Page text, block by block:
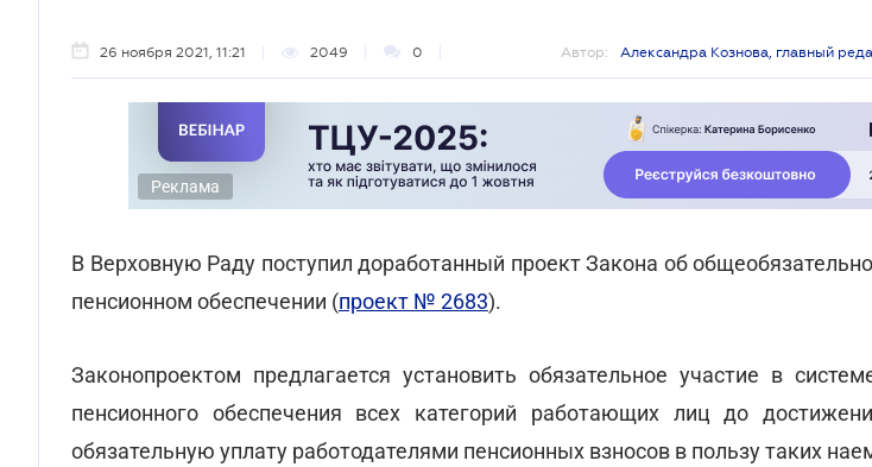
26 ноября 2021, 11:21 2049 0 Автор: Александра Кознова, главный
Реклама
В Верховную Раду поступил доработанный проект Закона об
пенсионном обеспечении (проект № 2683).
Законопроектом предлагается установить обязательное участие в
пенсионного обеспечения всех категорий работающих лиц до
обязательную уплату работодателями пенсионных взносов в пользу таких